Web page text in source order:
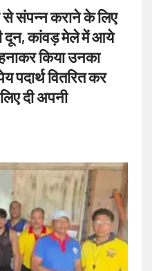
संपन्न कराने के लिए
दून, कांवड़ मेले में आये
किया उनका
पदार्थ वितरित कर
दी अपनी